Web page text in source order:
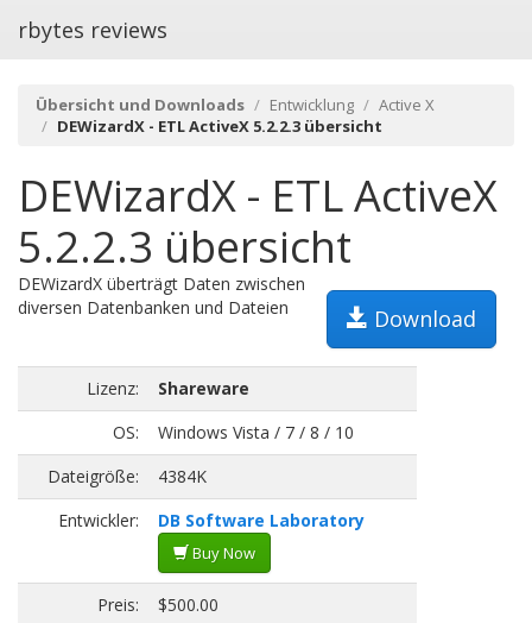
rbytes reviews
Übersicht und Downloads Entwicklung
Active X
DEWizardX - ETL ActiveX 5.2.2.3 übersicht
DEWizardX - ETL ActiveX
5.2.2.3 übersicht
Download
DEWizardX überträgt Daten zwischen
diversen Datenbanken und Dateien
Lizenz:
Shareware
OS:
Windows Vista / 7 / 8 / 10
Dateigröße:
4384K
Entwickler:
DB Software Laboratory
Buy Now
Preis:
$500.00